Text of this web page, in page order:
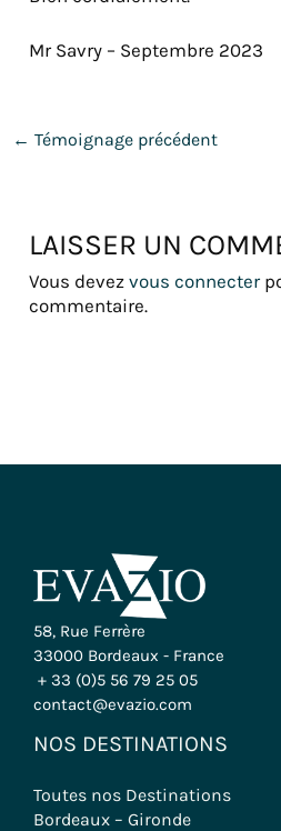
Mr Savry – Septembre 2023
← Témoignage précédent
LAISSER UN
Vous devezvous connecter
commentaire.
58, Rue Ferrère
33000 Bordeaux - France
+ 33 (0)5 56 79 25 05
contact@evazio.com
NOS DESTINATIONS
Toutes nos Destinations
Bordeaux – Gironde